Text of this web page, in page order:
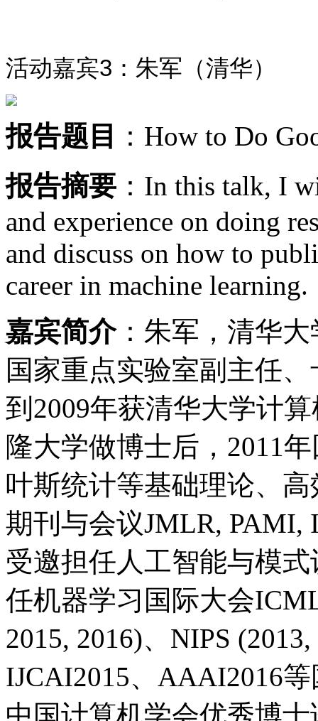
活动嘉宾3 ：朱军（清华）
报告题目 ： How to Do
报告摘要 ： In this talk, I
and experience on doing
and discuss on how to
career in machine learning.
嘉宾简介：朱军，清华
国家重点实验室副主任
到 2009年获清华大学计
隆大学做博士后， 2011年
叶斯统计等基础理论、
期刊与会议JMLR, PAMI,
受邀担任人工智能与模
任机器学习国际大会
2015, 2016)、 NIPS
IJCAI2015、 AAAI2016等
中国计算机学会优秀博